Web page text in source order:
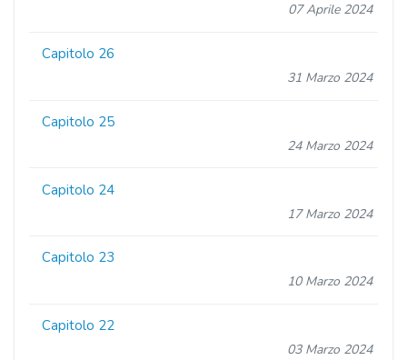
07 Aprile 2024
Capitolo 26
31 Marzo 2024
Capitolo 25
24 Marzo 2024
Capitolo 24
17 Marzo 2024
Capitolo 23
10 Marzo 2024
Capitolo 22
03 Marzo 2024